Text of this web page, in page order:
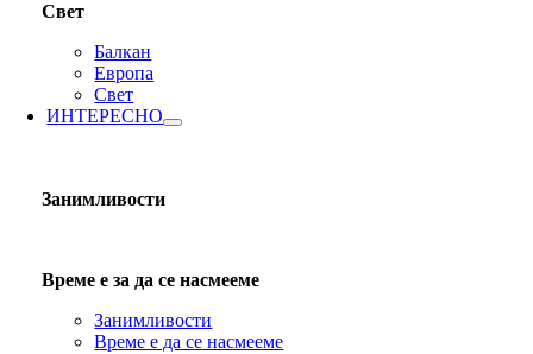
Свет
Балкан
Европа
Свет
ИНТЕРЕСНО
Занимливости
Време е за да се насмееме
Занимливости
Време е да се насмееме